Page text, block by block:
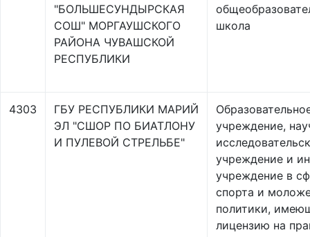
"БОЛЬШЕСУНДЫРСКАЯ
СОШ" МОРГАУШСКОГО
РАЙОНА ЧУВАШСКОЙ
РЕСПУБЛИКИ
школа
4303
ГБУ РЕСПУБЛИКИ МАРИЙ
ЭЛ "СШОР ПО БИАТЛОНУ
И ПУЛЕВОЙ СТРЕЛЬБЕ"
учреждение,
учреждение и
учреждение в
спорта и
политики,
лицензию на